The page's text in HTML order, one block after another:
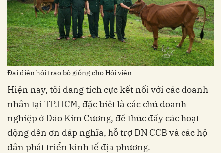
Đại diện hội trao bò giống cho Hội viên
Hiện nay, tôi đang tích cực kết nối với các doanh
nhân tại TP.HCM, đặc biệt là các chủ doanh
nghiệp ở Đảo Kim Cương, để thúc đẩy các hoạt
động đền ơn đáp nghĩa, hỗ trợ DN CCB và các hộ
dân phát triển kinh tế địa phương.